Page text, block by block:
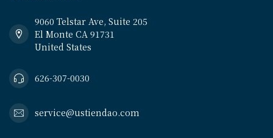
9060 Telstar Ave, Suite 205
El Monte CA 91731
United States
626-307-0030
service@ustiendao.com